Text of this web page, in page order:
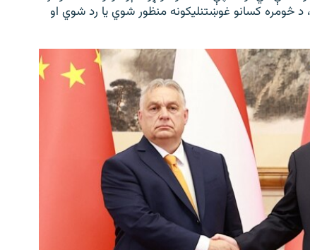
د څومره کسانو غوښتنلیکونه منظور شوي یا رد شوي او